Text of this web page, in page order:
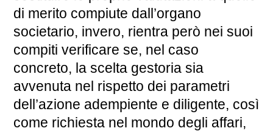
di merito compiute dall’organo
societario, invero, rientra però nei suoi
compiti verificare se, nel caso
concreto, la scelta gestoria sia
avvenuta nel rispetto dei parametri
dell’azione adempiente e diligente, così
come richiesta nel mondo degli affari,